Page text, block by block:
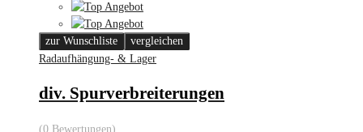
zur Wunschliste
vergleichen
Radaufhängung- & Lager
div. Spurverbreiterungen
(0 Bewertungen)